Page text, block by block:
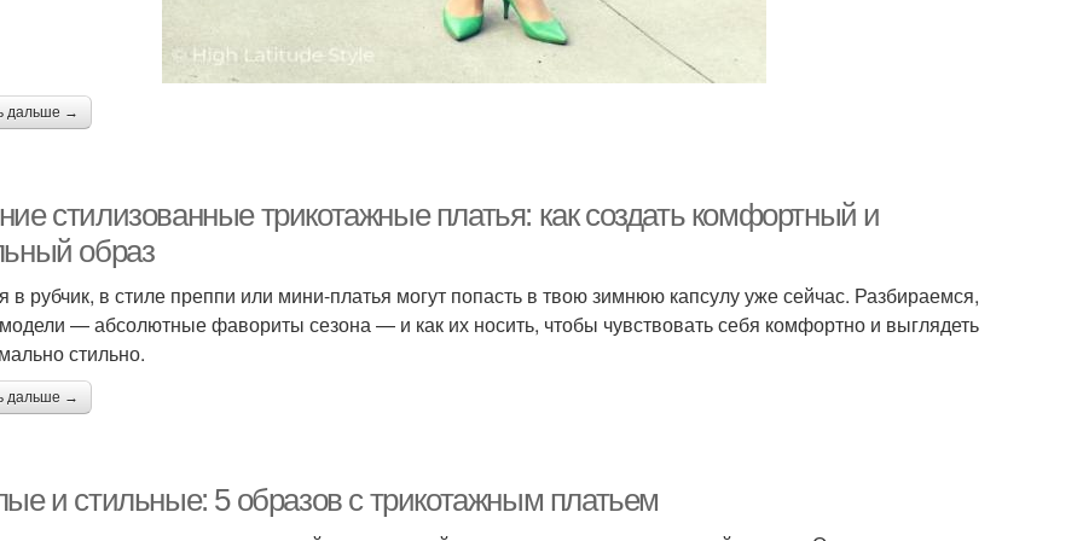
дальше →
стилизованные трикотажные платья: как создать комфортный и
образ
в рубчик, в стиле преппи или мини-платья могут попасть в твою зимнюю капсулу уже сейчас. Разбираемся,
— абсолютные фавориты сезона — и как их носить, чтобы чувствовать себя комфортно и выглядеть
стильно.
дальше →
и стильные: 5 образов с трикотажным платьем